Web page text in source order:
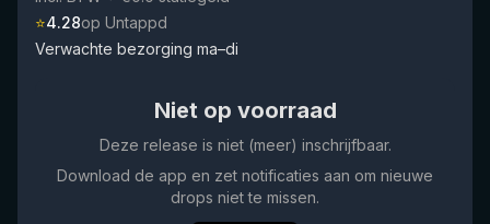
⭐4.28op Untappd
Verwachte bezorging ma–di
Niet op voorraad
Deze release is niet (meer) inschrijfbaar.
Download de app en zet notificaties aan om nieuwe
drops niet te missen.